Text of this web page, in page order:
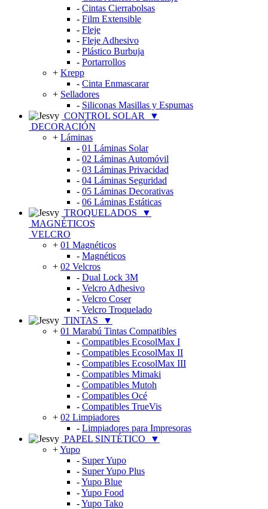
- Cintas Cierrabolsas
- Film Extensible
- Fleje
- Fleje Adhesivo
- Plástico Burbuja
- Portarrollos
+ Krepp
- Cinta Enmascarar
+ Selladores
- Siliconas Masillas y Espumas
CONTROL SOLAR
▼
DECORACIÓN
+ Láminas
- 01 Láminas Solar
- 02 Láminas Automóvil
- 03 Láminas Privacidad
- 04 Láminas Seguridad
- 05 Láminas Decorativas
- 06 Láminas Estáticas
TROQUELADOS
▼
MAGNÉTICOS
VELCRO
+ 01 Magnéticos
- Magnéticos
+ 02 Velcros
- Dual Lock 3M
- Velcro Adhesivo
- Velcro Coser
- Velcro Troquelado
TINTAS
▼
+ 01 Marabú Tintas Compatibles
- Compatibles EcosolMax I
- Compatibles EcosolMax II
- Compatibles EcosolMax III
- Compatibles Mimaki
- Compatibles Mutoh
- Compatibles Océ
- Compatibles TrueVis
+ 02 Limpiadores
- Limpiadores para Impresoras
PAPEL SINTÉTICO
▼
+Yupo
- Super Yupo
- Super Yupo Plus
-Yupo Blue
-Yupo Food
-Yupo Tako